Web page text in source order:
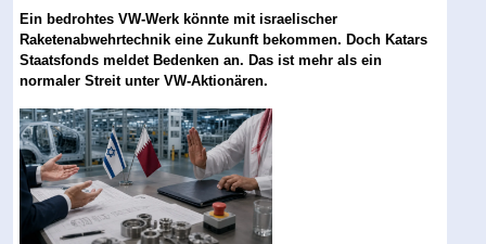
Ein bedrohtes VW-Werk könnte mit israelischer
Raketenabwehrtechnik eine Zukunft bekommen. Doch Katars
Staatsfonds meldet Bedenken an. Das ist mehr als ein
normaler Streit unter VW-Aktionären.